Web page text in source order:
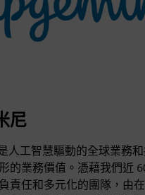
尼
人工智慧驅動的全球業務
的業務價值。憑藉我們近
責任和多元化的團隊，由